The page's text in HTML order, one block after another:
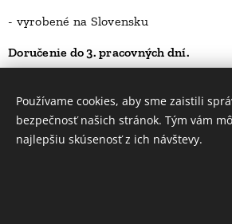
- vyrobené na Slovensku
Doručenie do 3. pracovných dní.
23,00Kč
Používame cookies, aby sme zaistili
bezpečnosť našich stránok. Tým vám
najlepšiu skúsenosť z ich návštevy.